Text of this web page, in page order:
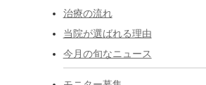
治療の流れ
当院が選ばれる理由
今月の旬なニュース